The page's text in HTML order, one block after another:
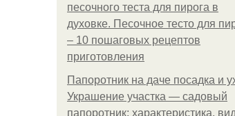
песочного теста для пирога в
духовке. Песочное тесто для
– 10 пошаговых рецептов
приготовления
Папоротник на даче посадка и
Украшение участка — садовый
папоротник: характеристика,